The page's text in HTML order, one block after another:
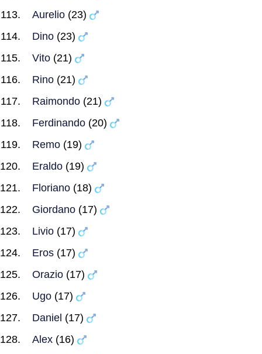
Aurelio (23)
Dino (23)
Vito (21)
Rino (21)
Raimondo (21)
Ferdinando (20)
Remo (19)
Eraldo (19)
Floriano (18)
Giordano (17)
Livio (17)
Eros (17)
Orazio (17)
Ugo (17)
Daniel (17)
Alex (16)